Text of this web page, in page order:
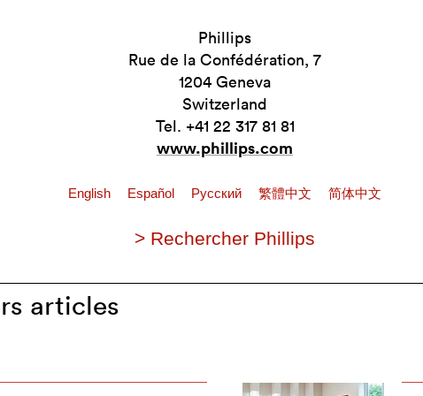
Phillips
Rue de la Confédération, 7
1204 Geneva
Switzerland
Tel. +41 22 317 81 81
www.phillips.com
English Español Pусский 繁體中文 简体中文
> Rechercher Phillips
articles